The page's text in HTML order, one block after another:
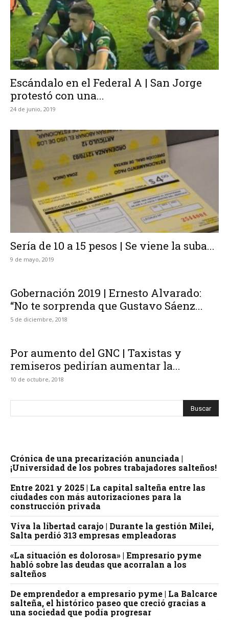
Escándalo en el Federal A | San Jorge
protestó con una...
24 de junio, 2019
Sería de 10 a 15 pesos | Se viene la suba...
9 de mayo, 2019
Gobernación 2019 | Ernesto Alvarado:
“No te sorprenda que Gustavo Sáenz...
5 de diciembre, 2018
Por aumento del GNC | Taxistas y
remiseros pedirían aumentar la...
10 de octubre, 2018
Crónica de una precarización anunciada |
¡Universidad de los pobres trabajadores salteños!
Entre 2021 y 2025 | La capital salteña entre las
ciudades con más autorizaciones para la
construcción privada
Viva la libertad carajo | Durante la gestión Milei,
Salta perdió 313 empresas empleadoras
«La situación es dolorosa» | Empresario pyme
habló sobre las deudas que acorralan a los
salteños
De emprendedor a empresario pyme | La Balcarce
salteña, el histórico paseo que creció gracias a
una sociedad que podía progresar